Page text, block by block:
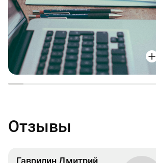
Отзывы
Гаврилин Дмитрий